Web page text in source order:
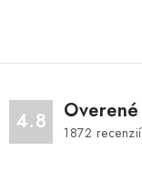
á
d
a
c
4.8 1872